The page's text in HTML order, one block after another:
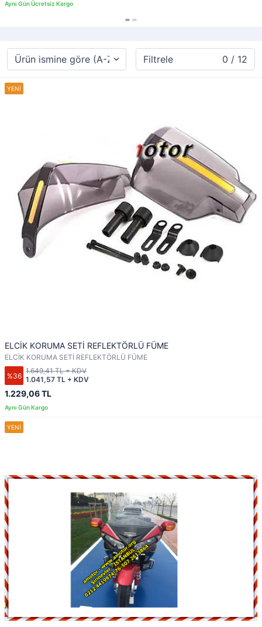
Filtrele 0 / 12
ELCİK KORUMA SETİ REFLEKTÖRLÜ FÜME
ELCİK KORUMA SETİ REFLEKTÖRLÜ FÜME
%36
1.229,06 TL
1.041,57 TL + KDV
1.649,41 TL + KDV